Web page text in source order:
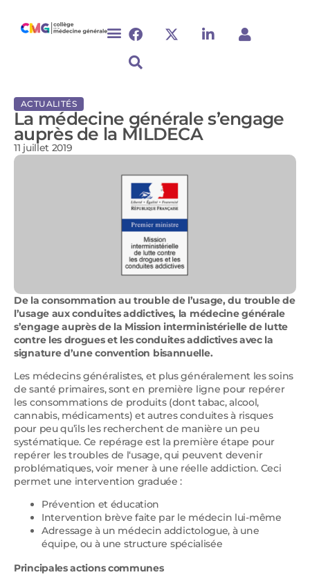
ACTUALITÉS
La médecine générale s’engage
auprès de la MILDECA
11 juillet 2019
De la consommation au trouble de l’usage, du trouble de
l’usage aux conduites addictives, la médecine générale
s’engage auprès de la Mission interministérielle de lutte
contre les drogues et les conduites addictives avec la
signature d’une convention bisannuelle.
Les médecins généralistes, et plus généralement les soins
de santé primaires, sont en première ligne pour repérer
les consommations de produits (dont tabac, alcool,
cannabis, médicaments) et autres conduites à risques
pour peu qu’ils les recherchent de manière un peu
systématique. Ce repérage est la première étape pour
repérer les troubles de l‘usage, qui peuvent devenir
problématiques, voir mener à une réelle addiction. Ceci
permet une intervention graduée :
Prévention et éducation
Intervention brève faite par le médecin lui-même
Adressage à un médecin addictologue, à une
équipe, ou à une structure spécialisée
Principales actions communes